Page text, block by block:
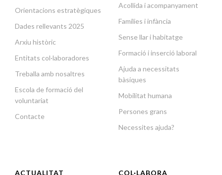
Orientacions estratègiques
Dades rellevants 2025
Arxiu històric
Entitats col·laboradores
Treballa amb nosaltres
Escola de formació del
voluntariat
Contacte
Acollida i acompanyament
Famílies i infància
Sense llar i habitatge
Formació i inserció laboral
Ajuda a necessitats
bàsiques
Mobilitat humana
Persones grans
Necessites ajuda?
ACTUALITAT COL·LABORA